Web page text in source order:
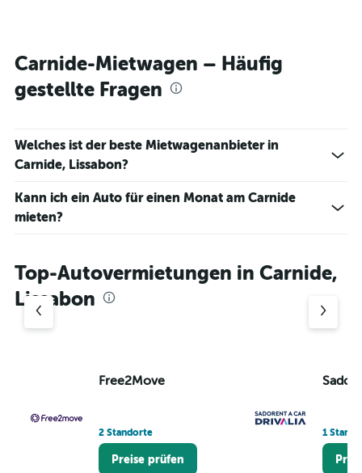
Carnide-Mietwagen – Häufig
gestellte Fragen
Welches ist der beste Mietwagenanbieter in
Carnide, Lissabon?
Kann ich ein Auto für einen Monat am Carnide
mieten?
Top-Autovermietungen in Carnide,
Lissabon
Free2Move
2 Standorte
Preise prüfen
1